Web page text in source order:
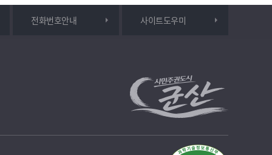
전화번호안내 사이트도우미